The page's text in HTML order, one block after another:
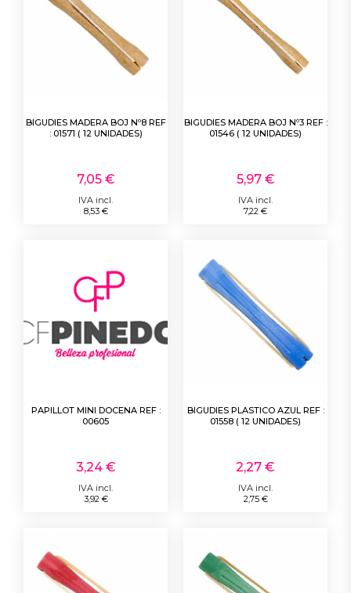
BIGUDIES MADERA BOJ Nº8 REF
: 01571 ( 12 UNIDADES)
7,05 €
IVA incl.
8,53 €
BIGUDIES MADERA BOJ Nº3 REF :
01546 ( 12 UNIDADES)
5,97 €
IVA incl.
7,22 €
PAPILLOT MINI DOCENA REF :
00605
3,24 €
IVA incl.
3,92 €
BIGUDIES PLASTICO AZUL REF :
01558 ( 12 UNIDADES)
2,27 €
IVA incl.
2,75 €